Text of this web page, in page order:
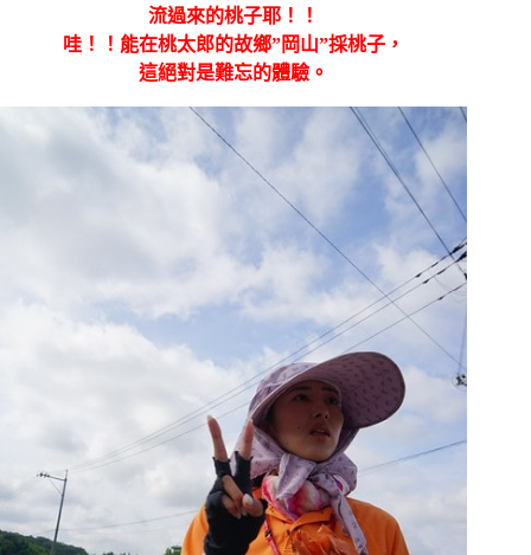
流過來的桃子耶！！
哇！！能在桃太郎的故鄉”岡山”採桃子，
這絕對是難忘的體驗。